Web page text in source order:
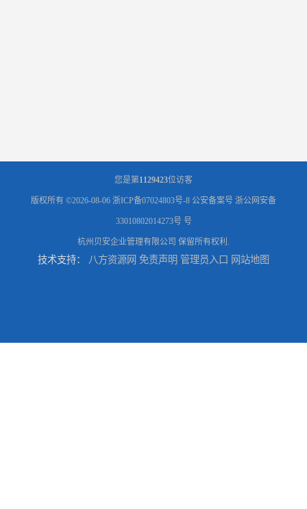
您是第1129423位访客
版权所有 ©2026-08-06 浙ICP备07024803号-8 公安备案号 浙公网安备
33010802014273号 号
杭州贝安企业管理有限公司 保留所有权利.
技术支持： 八方资源网 免责声明 管理员入口 网站地图